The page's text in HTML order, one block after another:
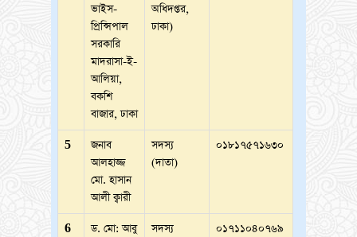
ভাইস-
প্রিন্সিপাল
সরকারি
মাদরাসা-ই-
আলিয়া,
বকশি
বাজার, ঢাকা
অধিদপ্তর,
ঢাকা)
5
জনাব
আলহাজ্জ
মো. হাসান
আলী ক্বারী
সদস্য
(দাতা)
০১৮১৭৫৭১৬৩০
6
ড. মো: আবু
সদস্য
০১৭১১০৪০৭৬৯